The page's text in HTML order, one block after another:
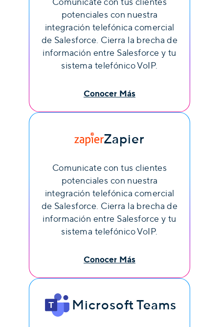
potenciales con nuestra
integración telefónica comercial
de Salesforce. Cierra la brecha de
información entre Salesforce y tu
sistema telefónico VoIP.
Conocer Más
Zapier
Comunicate con tus clientes
potenciales con nuestra
integración telefónica comercial
de Salesforce. Cierra la brecha de
información entre Salesforce y tu
sistema telefónico VoIP.
Conocer Más
Microsoft Teams